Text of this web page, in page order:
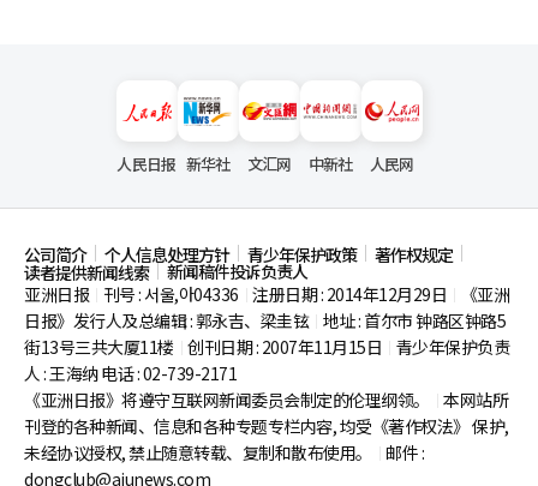
人民日报 新华社 文汇网 中新社 人民网
公司简介 个人信息处理方针 青少年保护政策 著作权规定
读者提供新闻线索
新闻稿件投诉负责人
亚洲日报
刊号 : 서울,아04336 注册日期 : 2014年12月29日
《亚洲
日报》发行人及总编辑 : 郭永吉、梁圭铉 地址 : 首尔市钟路区钟路5
街13号三共大厦11楼 创刊日期 : 2007年11月15日
青少年保护负责
人 : 王海纳 电话 : 02-739-2171
《亚洲日报》将遵守互联网新闻委员会制定的伦理纲领。
本网站所
刊登的各种新闻、信息和各种专题专栏内容, 均受《著作权法》 保护,
未经协议授权, 禁止随意转载、复制和散布使用。
邮件 :
dongclub@ajunews.com